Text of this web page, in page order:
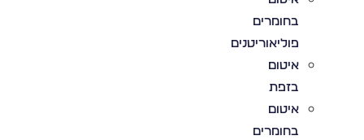
בחומרים
פוליאוריטנים
איטום
בזפת
איטום
בחומרים